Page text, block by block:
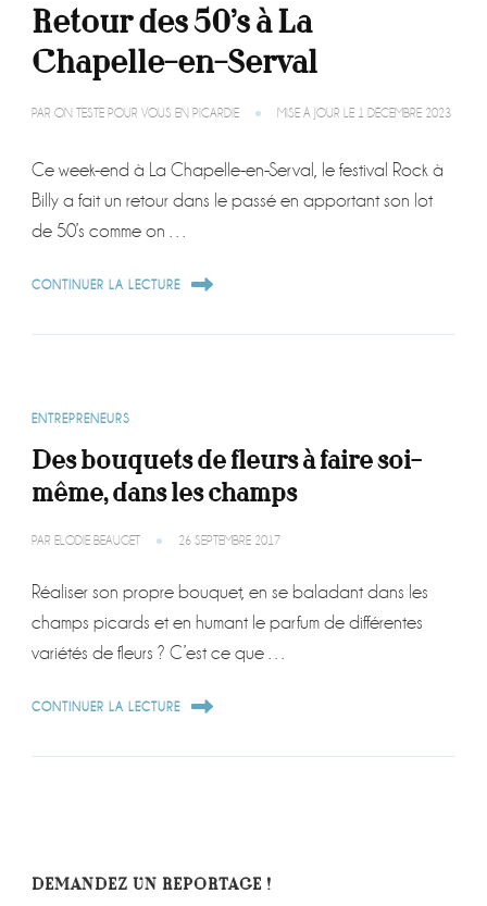
Retour des 50’s à La
Chapelle-en-Serval
PAR ON TESTE POUR VOUS EN PICARDIE MISE À JOUR LE 1 DÉCEMBRE 2023
Ce week-end à La Chapelle-en-Serval, le festival Rock à
Billy a fait un retour dans le passé en apportant son lot
de 50’s comme on …
CONTINUER LA LECTURE
ENTREPRENEURS
Des bouquets de fleurs à faire soi-
même, dans les champs
PAR ELODIE BEAUGET 26 SEPTEMBRE 2017
Réaliser son propre bouquet, en se baladant dans les
champs picards et en humant le parfum de différentes
variétés de fleurs ? C’est ce que …
CONTINUER LA LECTURE
DEMANDEZ UN REPORTAGE !